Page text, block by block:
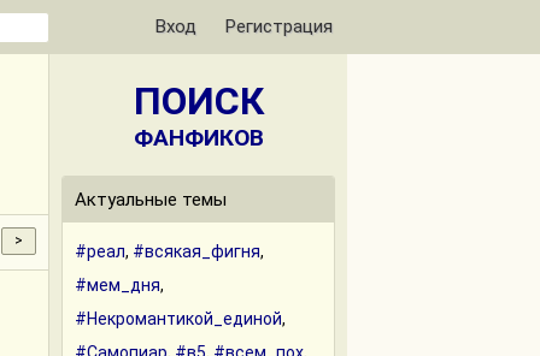
Вход Регистрация
ПОИСК
ФАНФИКОВ
Актуальные темы
#реал, #всякая_фигня,
#мем_дня,
#Некромантикой_единой,